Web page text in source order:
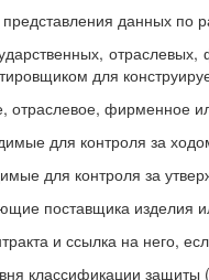
данных по
для
отраслевое, фирменное
для контроля за
для контроля за
поставщика изделия
и ссылка на него,
классификации